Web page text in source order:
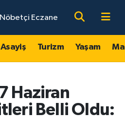
Nöbetçi Eczane
Asayiş Turizm Yaşam
Haziran
Belli Oldu:
Haritası